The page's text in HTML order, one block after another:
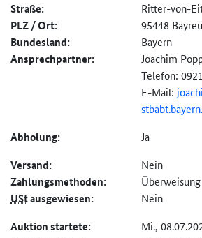
Straße: Ritter-von-
PLZ / Ort: 95448
Bundesland: Bayern
Ansprechpartner:
Joachim
Telefon:
E-Mail:
Abholung: Ja
Versand: Nein
Zahlungs­methoden: Überweisung
UStausgewiesen: Nein
Auktion startete: Mi.,